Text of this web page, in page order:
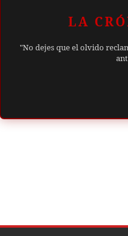
LA
"No dejes que el olvido